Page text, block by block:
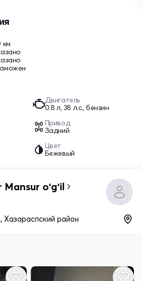
км
Двигатель
0.8 л, 38 л.с., бензин
Привод
Задний
Цвет
Бежевый
oʻgʻil
Хазараспский район